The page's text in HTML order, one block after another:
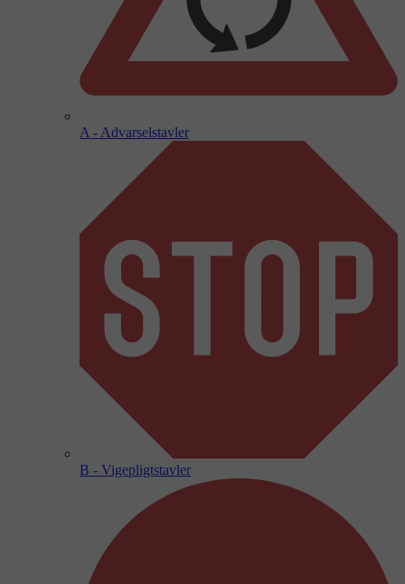
A - Advarselstavler
B - Vigepligtstavler